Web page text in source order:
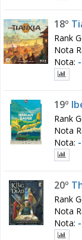
18º
Rank
Nota
Nota: -
19º
Rank
Nota
Nota: -
20º
Rank
Nota
Nota: -